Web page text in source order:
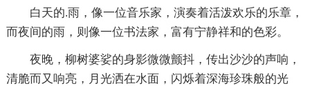
白天的.雨，像一位音乐家，演奏着活泼欢乐的乐章，
而夜间的雨，则像一位书法家，富有宁静祥和的色彩。
夜晚，柳树婆娑的身影微微颤抖，传出沙沙的声响，
清脆而又响亮，月光洒在水面，闪烁着深海珍珠般的光